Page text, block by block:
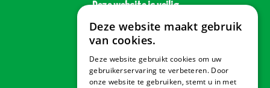
Deze website is veilig
Veilig betalen
Deze website maakt gebruik
van cookies.
Deze website gebruikt cookies om uw
gebruikerservaring te verbeteren. Door
onze website te gebruiken, stemt u in met